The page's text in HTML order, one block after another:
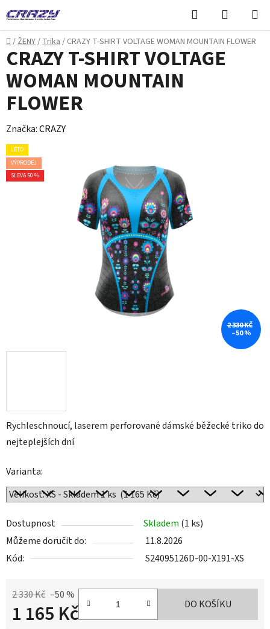
na
obsah
Hledat
KOŠÍK
Domů
/ŽENY/Trika/ CRAZY T-SHIRT VOLTAGE WOMAN MOUNTAIN FLOWER
Rychleschnoucí, laserem perforované dámské běžecké triko do
nejteplejších dní
Varianta:
Dostupnost Skladem (1 ks)
Můžeme doručit do:
11.8.2026
Kód:
S24095126D-00-X191-XS
2 330 Kč –50 %
1 165 Kč DO KOŠÍKU
CRAZY T-SHIRT VOLTAGE
WOMAN MOUNTAIN
FLOWER
Značka:CRAZY
LÉTO
VÝPRODEJ
SLEVA 50 %
2 330 KČ
–50 %